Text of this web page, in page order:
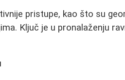
pristupe, kao što su
Ključ je u pronalaženju